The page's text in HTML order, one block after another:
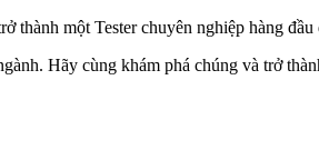
thành một Tester chuyên nghiệp hàng
Hãy cùng khám phá chúng và trở